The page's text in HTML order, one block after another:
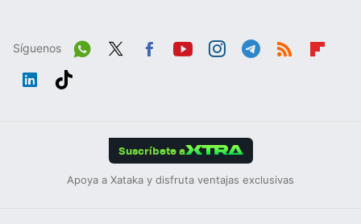
Síguenos
Wh
Suscríbete a
Apoya a Xataka y disfruta ventajas exclusivas